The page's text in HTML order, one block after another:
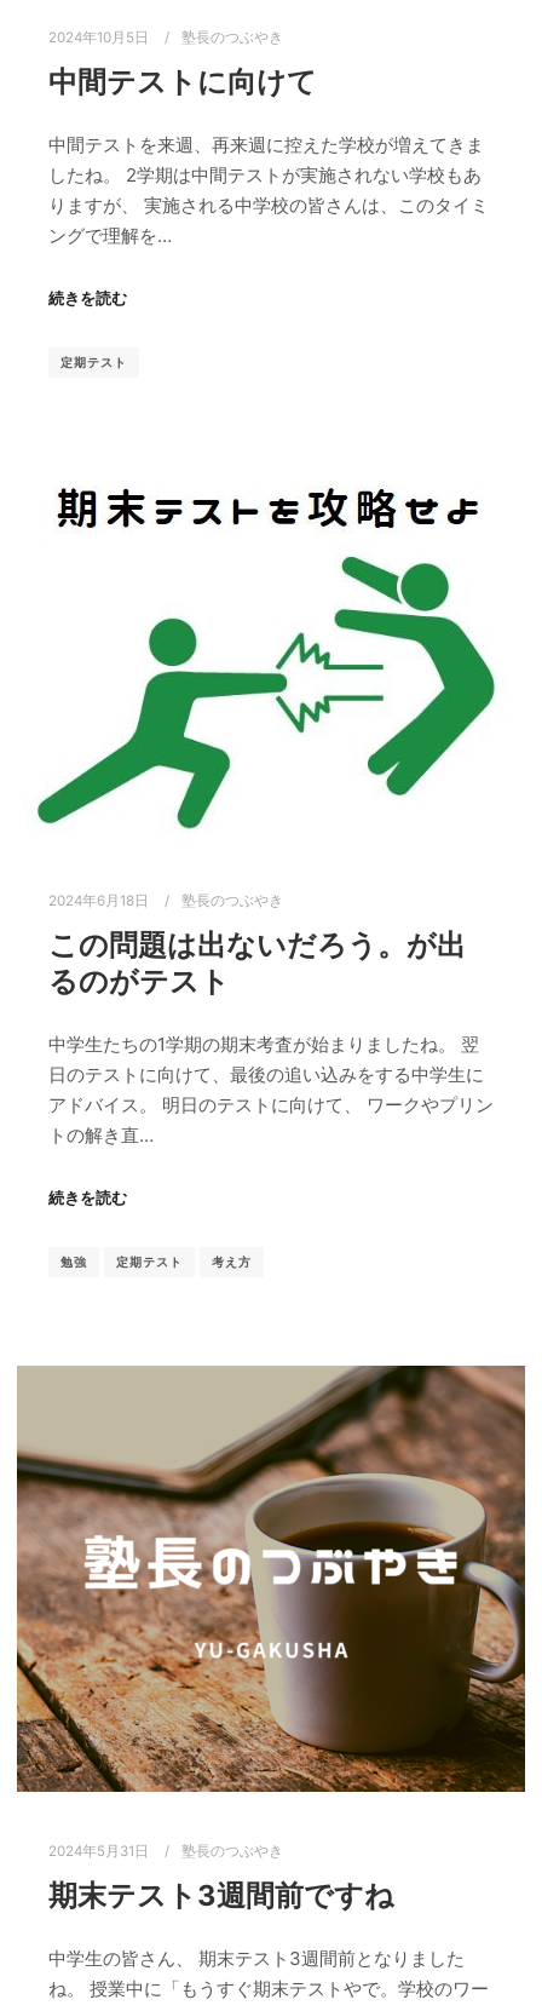
2024年10月5日 塾長のつぶやき
中間テストに向けて
中間テストを来週、再来週に控えた学校が増えてきま
したね。 2学期は中間テストが実施されない学校もあ
りますが、 実施される中学校の皆さんは、このタイミ
ングで理解を…
続きを読む
定期テスト
2024年6月18日 塾長のつぶやき
この問題は出ないだろう。が出
るのがテスト
中学生たちの1学期の期末考査が始まりましたね。 翌
日のテストに向けて、最後の追い込みをする中学生に
アドバイス。 明日のテストに向けて、 ワークやプリン
トの解き直…
続きを読む
勉強 定期テスト 考え方
2024年5月31日 塾長のつぶやき
期末テスト3週間前ですね
中学生の皆さん、 期末テスト3週間前となりました
ね。 授業中に「もうすぐ期末テストやで。学校のワー